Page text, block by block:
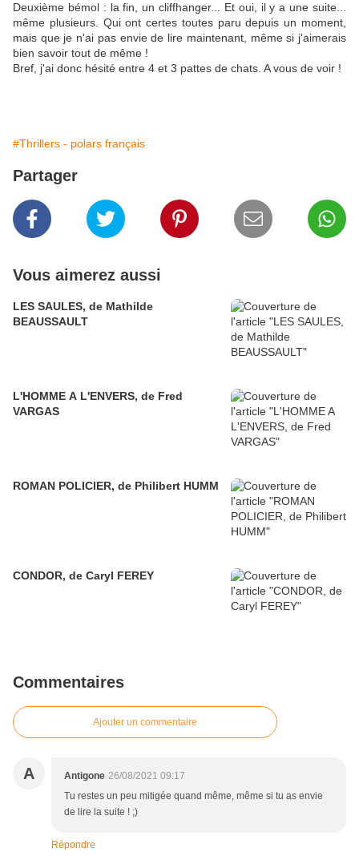
Deuxième bémol : la fin, un cliffhanger... Et oui, il y a une suite...
même plusieurs. Qui ont certes toutes paru depuis un moment,
mais que je n'ai pas envie de lire maintenant, même si j'aimerais
bien savoir tout de même !
Bref, j'ai donc hésité entre 4 et 3 pattes de chats. A vous de voir !
#Thrillers - polars français
Partager
Vous aimerez aussi
LES SAULES, de Mathilde
BEAUSSAULT
L'HOMME A L'ENVERS, de Fred
VARGAS
ROMAN POLICIER, de Philibert HUMM
CONDOR, de Caryl FEREY
Commentaires
Ajouter un commentaire
A Antigone 26/08/2021 09:17
Tu restes un peu mitigée quand même, même si tu as envie
de lire la suite ! ;)
Répondre